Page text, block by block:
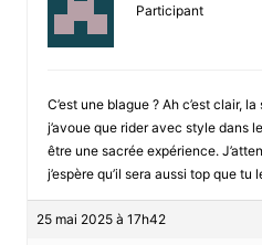
Participant
C’est une blague ? Ah c’est clair,
j’avoue que rider avec style dans
être une sacrée expérience.
j’espère qu’il sera aussi top que tu
25 mai 2025 à 17h42